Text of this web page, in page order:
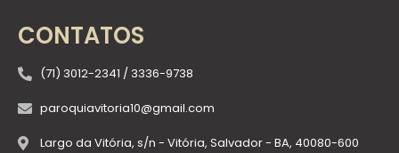
CONTATOS
(71) 3012-2341 / 3336-9738
paroquiavitoria10@gmail.com
Largo da Vitória, s/n - Vitória, Salvador - BA, 40080-600